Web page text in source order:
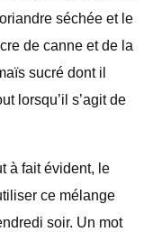
séchée et le
de canne et de la
sucré dont il
lorsqu’il s’agit de
à fait évident, le
ce mélange
soir. Un mot